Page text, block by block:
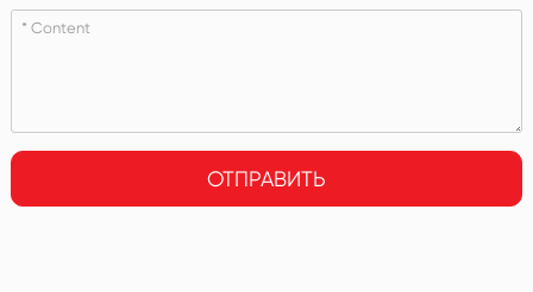
ОТПРАВИТЬ